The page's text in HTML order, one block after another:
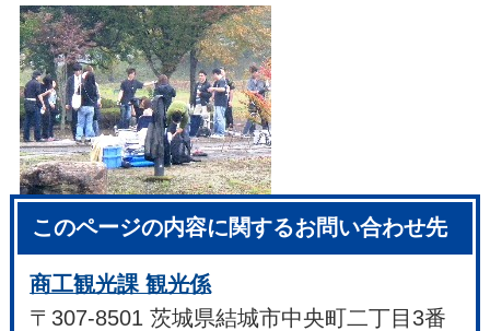
このページの内容に関するお問い合わせ先
商工観光課 観光係
〒307-8501 茨城県結城市中央町二丁目3番